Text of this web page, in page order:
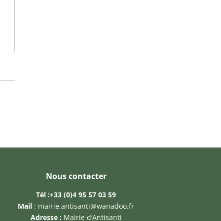
Nous contacter
Tél :+33 (0)4 95 57 03 59
Mail : mairie.antisanti@wanadoo.fr
Adresse : Mairie d’Antisanti